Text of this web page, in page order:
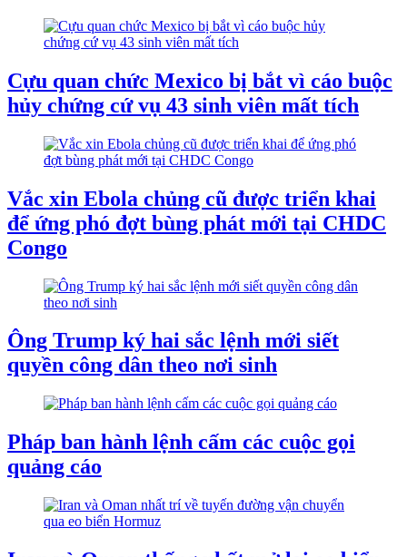
Cựu quan chức Mexico bị bắt vì cáo buộc
hủy chứng cứ vụ 43 sinh viên mất tích
Vắc xin Ebola chủng cũ được triển khai
để ứng phó đợt bùng phát mới tại CHDC
Congo
Ông Trump ký hai sắc lệnh mới siết
quyền công dân theo nơi sinh
Pháp ban hành lệnh cấm các cuộc gọi
quảng cáo